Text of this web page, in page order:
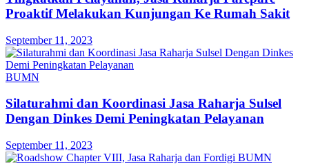
Proaktif Melakukan Kunjungan Ke Rumah Sakit
September 11, 2023
BUMN
Silaturahmi dan Koordinasi Jasa Raharja Sulsel
Dengan Dinkes Demi Peningkatan Pelayanan
September 11, 2023